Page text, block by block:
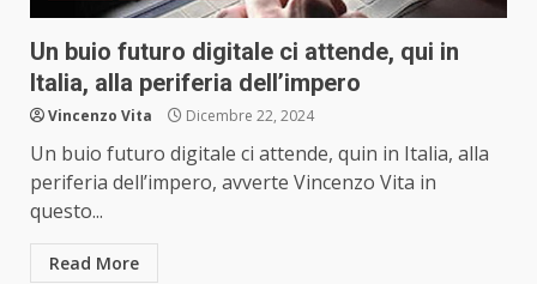
Un buio futuro digitale ci attende, qui in
Italia, alla periferia dell’impero
Vincenzo Vita Dicembre 22, 2024
Un buio futuro digitale ci attende, quin in Italia, alla
periferia dell’impero, avverte Vincenzo Vita in
questo...
Read More